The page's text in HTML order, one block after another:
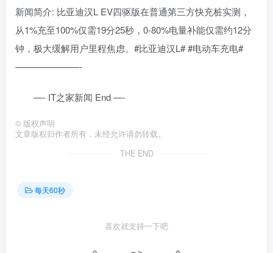
新闻简介: 比亚迪汉L EV四驱版在普通第三方快充桩实测，
从1%充至100%仅需19分25秒，0-80%电量补能仅需约12分
钟，极大缓解用户里程焦虑。#比亚迪汉L# #电动车充电#
———————-
—- IT之家新闻 End —-
© 版权声明
文章版权归作者所有，未经允许请勿转载。
THE END
每天60秒
喜欢就支持一下吧